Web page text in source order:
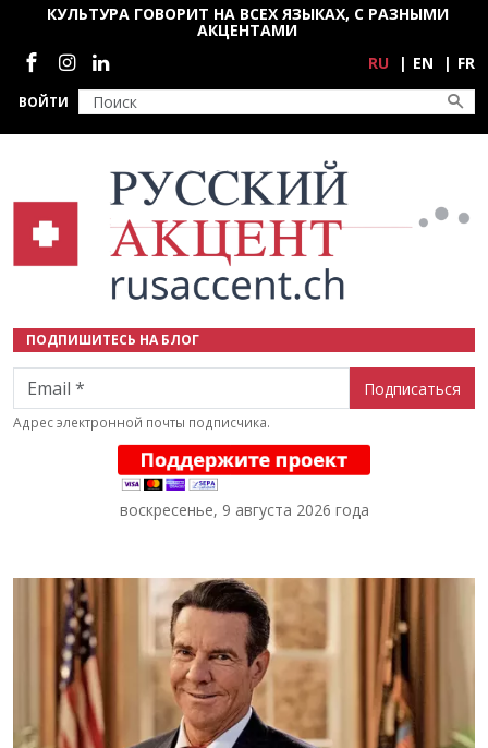
Перейти к основному содержанию
ВОЙТИ
КУЛЬТУРА ГОВОРИТ НА ВСЕХ ЯЗЫКАХ, С РАЗНЫМИ
АКЦЕНТАМИ
Социальные сети
RU EN FR
ПОДПИШИТЕСЬ НА БЛОГ
Email
Адрес электронной почты подписчика.
воскресенье, 9 августа 2026 года